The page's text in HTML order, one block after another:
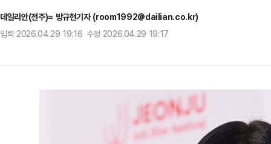
데일리안(전주)= 방규현기자 (room1992@dailian.co.kr)
입력 2026.04.29 19:16 수정 2026.04.29 19:17